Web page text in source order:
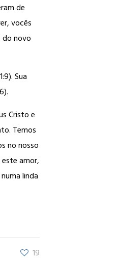
de
vocês
do novo
Sua
Cristo e
Temos
no nosso
amor,
linda
19